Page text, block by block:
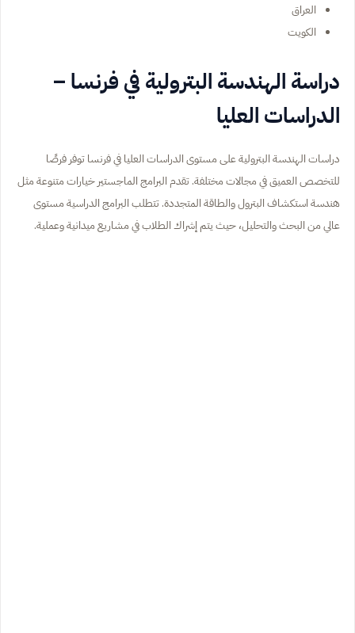
العراق
الكويت
دراسة الهندسة البترولية في فرنسا –
الدراسات العليا
دراسات الهندسة البترولية على مستوى الدراسات العليا في فرنسا توفر فرصًا
للتخصص العميق في مجالات مختلفة. تقدم البرامج الماجستير خيارات متنوعة مثل
هندسة استكشاف البترول والطاقة المتجددة. تتطلب البرامج الدراسية مستوى
عالي من البحث والتحليل، حيث يتم إشراك الطلاب في مشاريع ميدانية وعملية.